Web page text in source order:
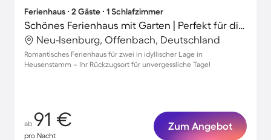
Ferienhaus ∙ 2 Gäste ∙ 1 Schlafzimmer
Schönes Ferienhaus mit Garten | Perfekt für die Arbeit von Zuhause
Neu-Isenburg, Offenbach, Deutschland
Romantisches Ferienhaus für zwei in idyllischer Lage in
Heusenstamm – Ihr Rückzugsort für unvergessliche Tage!
ab 91 €
pro Nacht
Zum Angebot